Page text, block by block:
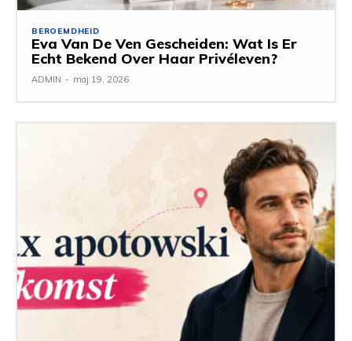
BEROEMDHEID
Eva Van De Ven Gescheiden: Wat Is Er
Echt Bekend Over Haar Privéleven?
ADMIN - maj 19, 2026